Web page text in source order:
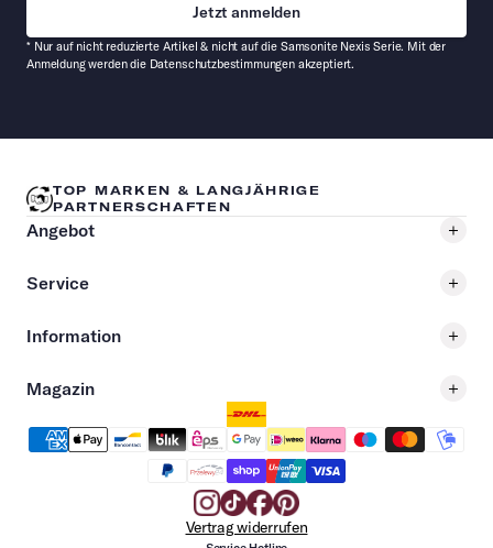
* Nur auf nicht reduzierte Artikel & nicht auf die Samsonite Nexis Serie. Mit der
Anmeldung werden die Datenschutzbestimmungen akzeptiert.
TOP MARKEN & LANGJÄHRIGE
PARTNERSCHAFTEN
Angebot
Service
Information
Magazin
Vertrag widerrufen